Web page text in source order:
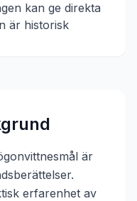
kan ge direkta
är historisk
är
erfarenhet av